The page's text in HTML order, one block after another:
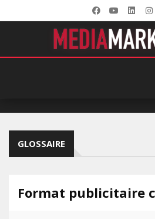
GLOSSAIRE
Format publicitaire